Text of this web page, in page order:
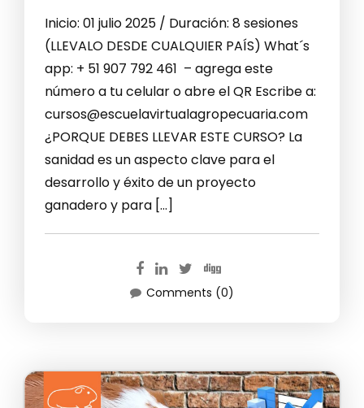
Inicio: 01 julio 2025 / Duración: 8 sesiones
(LLEVALO DESDE CUALQUIER PAÍS) What´s
app: + 51 907 792 461 – agrega este
número a tu celular o abre el QR Escribe a:
cursos@escuelavirtualagropecuaria.com
¿PORQUE DEBES LLEVAR ESTE CURSO? La
sanidad es un aspecto clave para el
desarrollo y éxito de un proyecto
ganadero y para […]
Comments (0)